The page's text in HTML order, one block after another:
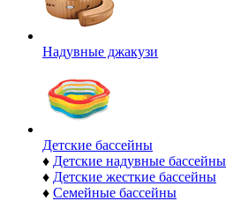
Надувные джакузи
Детские бассейны
♦ Детские надувные бассейны
♦ Детские жесткие бассейны
♦ Семейные бассейны